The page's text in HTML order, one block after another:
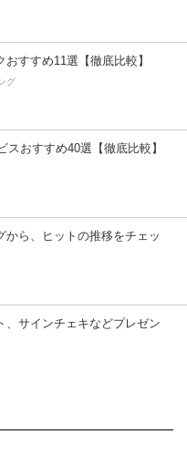
すすめ11選【徹底比較】
グ
スおすすめ40選【徹底比較】
から、ヒットの推移をチェッ
、サインチェキなどプレゼン